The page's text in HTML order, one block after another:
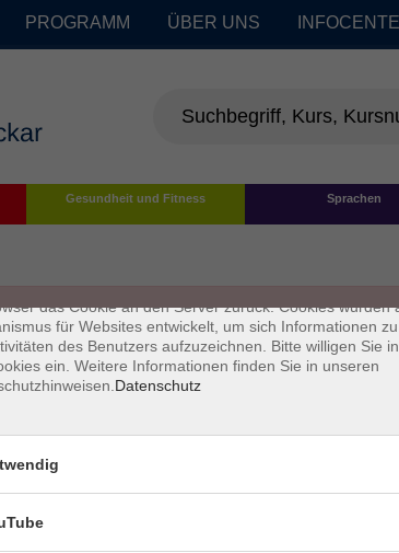
PROGRAMM ÜBER UNS
Gesundheit und Fitness Sprachen
sind kleine Datenmengen, die von einer Website
das Cookie an den Server zurück. Cookies wurden
für Websites entwickelt, um sich Informationen
des Benutzers aufzuzeichnen. Bitte willigen Sie
ein. Weitere Informationen finden Sie in unseren
Datenschutz